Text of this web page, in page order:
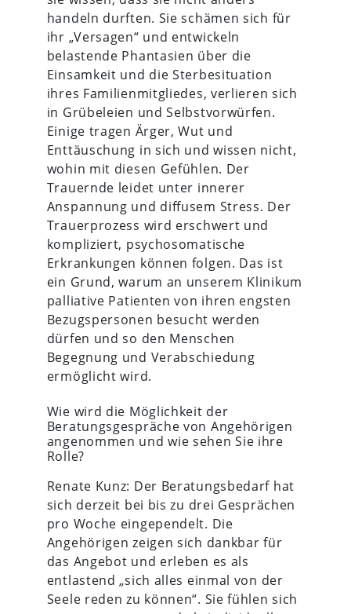
handeln durften. Sie schämen sich für
ihr „Versagen“ und entwickeln
belastende Phantasien über die
Einsamkeit und die Sterbesituation
ihres Familienmitgliedes, verlieren sich
in Grübeleien und Selbstvorwürfen.
Einige tragen Ärger, Wut und
Enttäuschung in sich und wissen nicht,
wohin mit diesen Gefühlen. Der
Trauernde leidet unter innerer
Anspannung und diffusem Stress. Der
Trauerprozess wird erschwert und
kompliziert, psychosomatische
Erkrankungen können folgen. Das ist
ein Grund, warum an unserem Klinikum
palliative Patienten von ihren engsten
Bezugspersonen besucht werden
dürfen und so den Menschen
Begegnung und Verabschiedung
ermöglicht wird.
Wie wird die Möglichkeit der
Beratungsgespräche von Angehörigen
angenommen und wie sehen Sie ihre
Rolle?
Renate Kunz: Der Beratungsbedarf hat
sich derzeit bei bis zu drei Gesprächen
pro Woche eingependelt. Die
Angehörigen zeigen sich dankbar für
das Angebot und erleben es als
entlastend „sich alles einmal von der
Seele reden zu können“. Sie fühlen sich